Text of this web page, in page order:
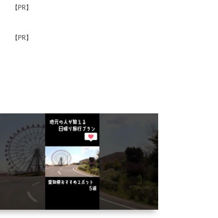
【PR】
【PR】